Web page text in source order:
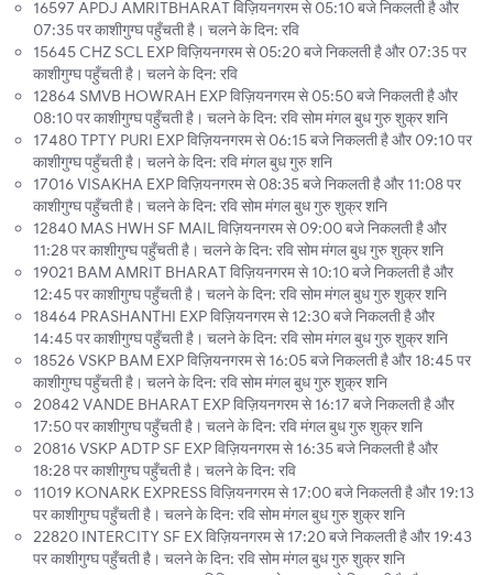
16597 APDJ AMRITBHARAT विज़ियनगरम से 05:10 बजे निकलती है और
07:35 पर काशीगुग्घ पहुँचती है। चलने के दिन: रवि
15645 CHZ SCL EXP विज़ियनगरम से 05:20 बजे निकलती है और 07:35 पर
काशीगुग्घ पहुँचती है। चलने के दिन: रवि
12864 SMVB HOWRAH EXP विज़ियनगरम से 05:50 बजे निकलती है और
08:10 पर काशीगुग्घ पहुँचती है। चलने के दिन: रवि सोम मंगल बुध गुरु शुक्र शनि
17480 TPTY PURI EXP विज़ियनगरम से 06:15 बजे निकलती है और 09:10 पर
काशीगुग्घ पहुँचती है। चलने के दिन: रवि मंगल बुध गुरु शनि
17016 VISAKHA EXP विज़ियनगरम से 08:35 बजे निकलती है और 11:08 पर
काशीगुग्घ पहुँचती है। चलने के दिन: रवि सोम मंगल बुध गुरु शुक्र शनि
12840 MAS HWH SF MAIL विज़ियनगरम से 09:00 बजे निकलती है और
11:28 पर काशीगुग्घ पहुँचती है। चलने के दिन: रवि सोम मंगल बुध गुरु शुक्र शनि
19021 BAM AMRIT BHARAT विज़ियनगरम से 10:10 बजे निकलती है और
12:45 पर काशीगुग्घ पहुँचती है। चलने के दिन: रवि सोम मंगल बुध गुरु शुक्र शनि
18464 PRASHANTHI EXP विज़ियनगरम से 12:30 बजे निकलती है और
14:45 पर काशीगुग्घ पहुँचती है। चलने के दिन: रवि सोम मंगल बुध गुरु शुक्र शनि
18526 VSKP BAM EXP विज़ियनगरम से 16:05 बजे निकलती है और 18:45 पर
काशीगुग्घ पहुँचती है। चलने के दिन: रवि सोम मंगल बुध गुरु शुक्र शनि
20842 VANDE BHARAT EXP विज़ियनगरम से 16:17 बजे निकलती है और
17:50 पर काशीगुग्घ पहुँचती है। चलने के दिन: रवि मंगल बुध गुरु शुक्र शनि
20816 VSKP ADTP SF EXP विज़ियनगरम से 16:35 बजे निकलती है और
18:28 पर काशीगुग्घ पहुँचती है। चलने के दिन: रवि
11019 KONARK EXPRESS विज़ियनगरम से 17:00 बजे निकलती है और 19:13
पर काशीगुग्घ पहुँचती है। चलने के दिन: रवि सोम मंगल बुध गुरु शुक्र शनि
22820 INTERCITY SF EX विज़ियनगरम से 17:20 बजे निकलती है और 19:43
पर काशीगुग्घ पहुँचती है। चलने के दिन: रवि सोम मंगल बुध गुरु शुक्र शनि